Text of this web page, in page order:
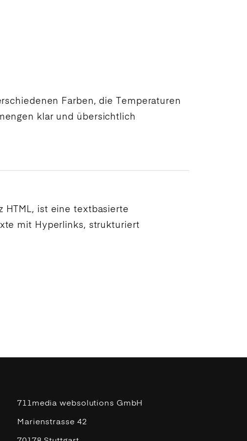
Farben, die Temperaturen
klar und übersichtlich
HTML, ist eine textbasierte
mit Hyperlinks, strukturiert
711media websolutions GmbH
Marienstrasse 42